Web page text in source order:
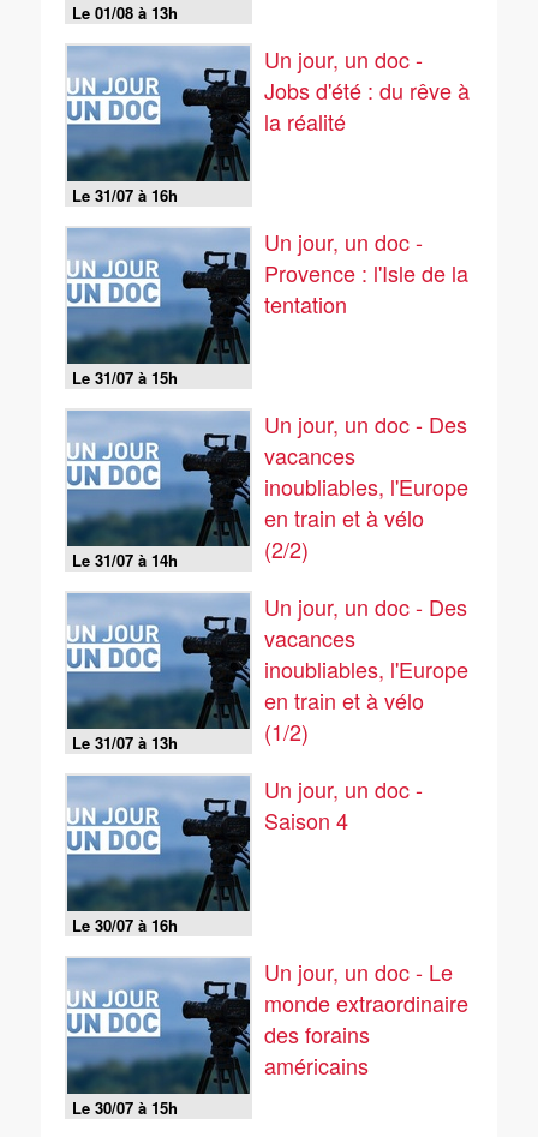
Le 01/08 à 13h
Le 31/07 à 16h
Un jour, un doc -
Jobs d'été : du rêve à
la réalité
Le 31/07 à 15h
Un jour, un doc -
Provence : l'Isle de la
tentation
Le 31/07 à 14h
Un jour, un doc - Des
vacances
inoubliables, l'Europe
en train et à vélo
(2/2)
Le 31/07 à 13h
Un jour, un doc - Des
vacances
inoubliables, l'Europe
en train et à vélo
(1/2)
Le 30/07 à 16h
Un jour, un doc -
Saison 4
Le 30/07 à 15h
Un jour, un doc - Le
monde extraordinaire
des forains
américains